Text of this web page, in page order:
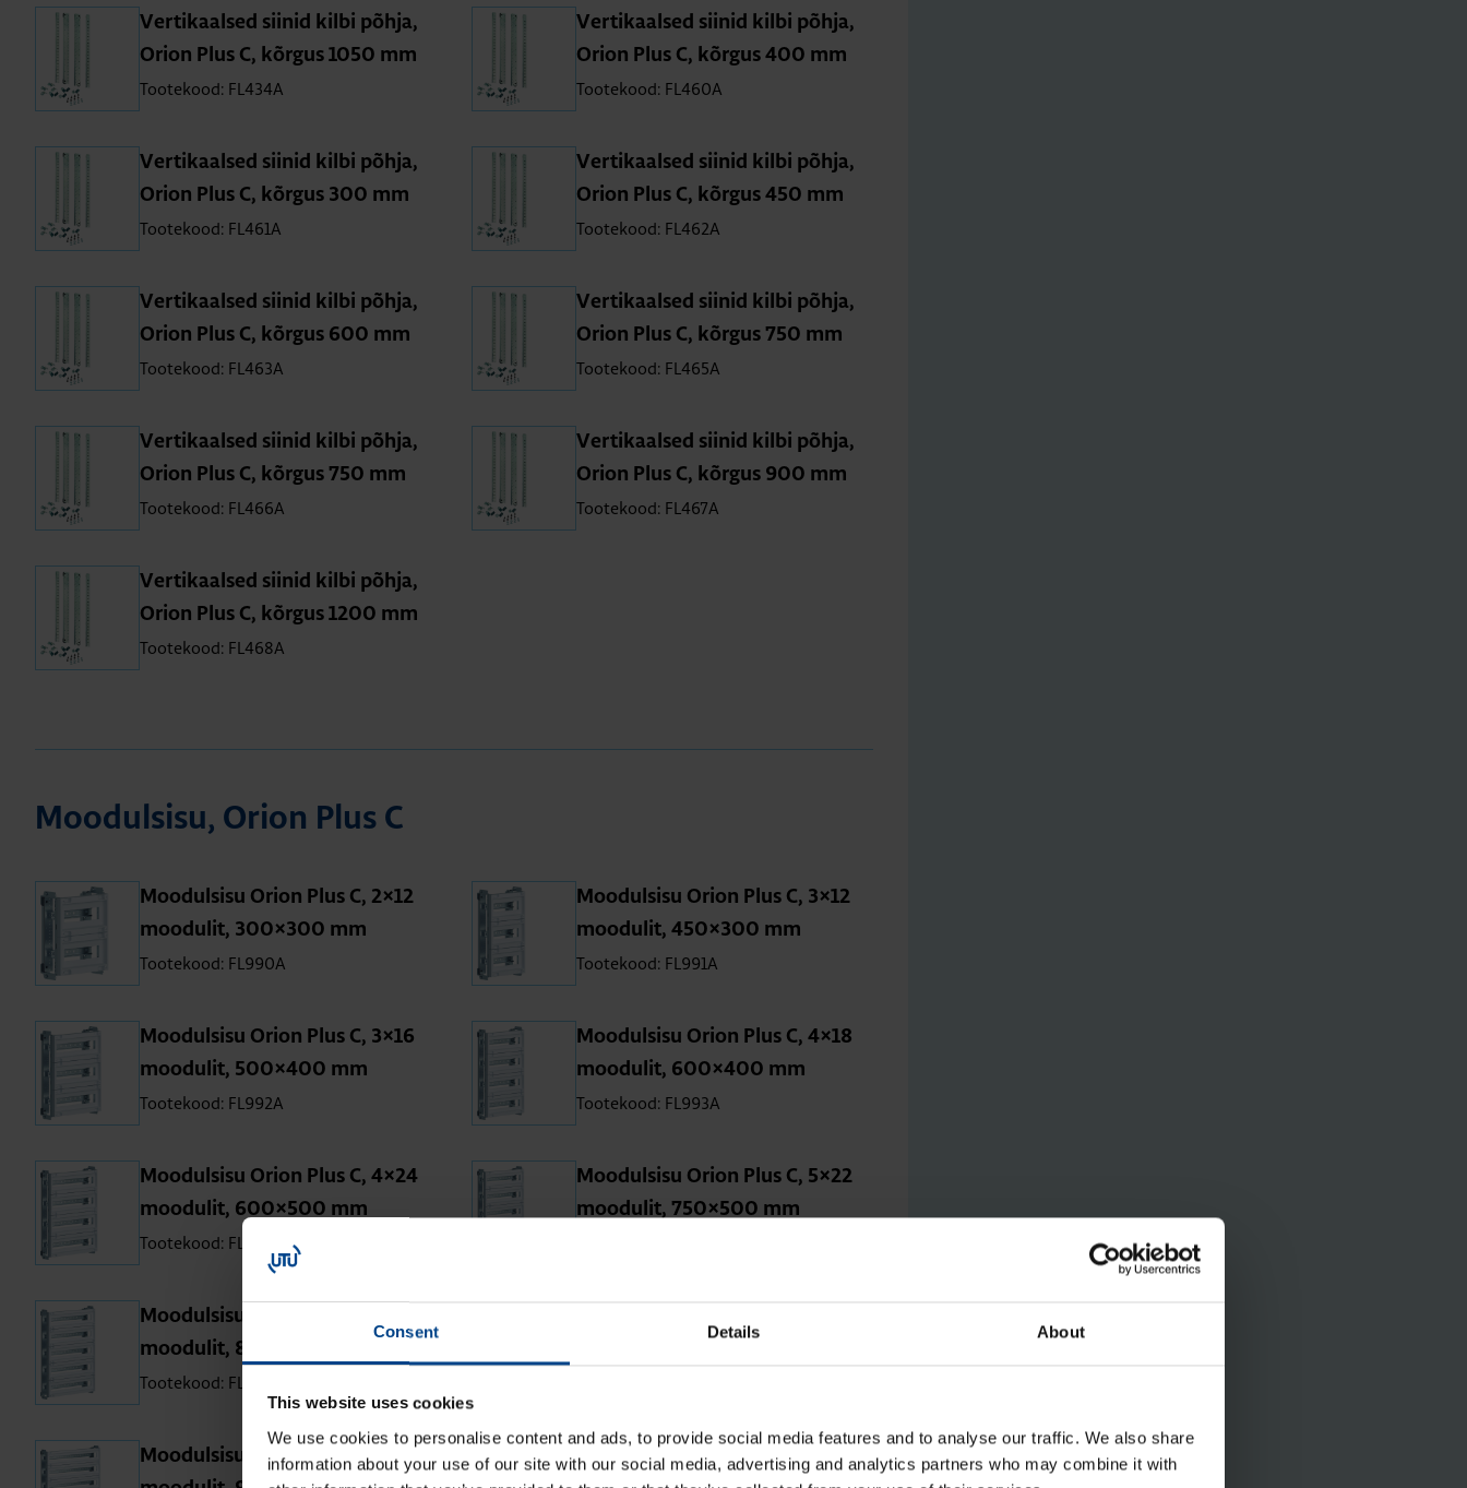
Consent Details About
This website uses cookies
We use cookies to personalise content and ads, to provide social media features and to analyse our traffic. We also share
information about your use of our site with our social media, advertising and analytics partners who may combine it with
Ver­ti­kaal­sed sii­nid kilbi põhja,
Orion Plus C, kõr­gus 1050 mm
Tootekood: FL434A
Ver­ti­kaal­sed sii­nid kilbi põhja,
Orion Plus C, kõr­gus 400 mm
Tootekood: FL460A
Ver­ti­kaal­sed sii­nid kilbi põhja,
Orion Plus C, kõr­gus 300 mm
Tootekood: FL461A
Ver­ti­kaal­sed sii­nid kilbi põhja,
Orion Plus C, kõr­gus 450 mm
Tootekood: FL462A
Ver­ti­kaal­sed sii­nid kilbi põhja,
Orion Plus C, kõr­gus 600 mm
Tootekood: FL463A
Ver­ti­kaal­sed sii­nid kilbi põhja,
Orion Plus C, kõr­gus 750 mm
Tootekood: FL465A
Ver­ti­kaal­sed sii­nid kilbi põhja,
Orion Plus C, kõr­gus 750 mm
Tootekood: FL466A
Ver­ti­kaal­sed sii­nid kilbi põhja,
Orion Plus C, kõr­gus 900 mm
Tootekood: FL467A
Ver­ti­kaal­sed sii­nid kilbi põhja,
Orion Plus C, kõr­gus 1200 mm
Tootekood: FL468A
Moo­dul­sisu, Orion Plus C
Moo­dul­sisu Orion Plus C, 2×12
moo­du­lit, 300×300 mm
Tootekood: FL990A
Moo­dul­sisu Orion Plus C, 3×12
moo­du­lit, 450×300 mm
Tootekood: FL991A
Moo­dul­sisu Orion Plus C, 3×16
moo­du­lit, 500×400 mm
Tootekood: FL992A
Moo­dul­sisu Orion Plus C, 4×18
moo­du­lit, 600×400 mm
Tootekood: FL993A
Moo­dul­sisu Orion Plus C, 4×24
moo­du­lit, 600×500 mm
Tootekood: FL994A
Moo­dul­sisu Orion Plus C, 5×22
moo­du­lit, 750×500 mm
Moo­dul­sisu Orion Plus C, 5×26
moo­du­lit, 800×600 mm
Tootekood: FL996A
Moo­dul­sisu Orion Plus C, 6×37